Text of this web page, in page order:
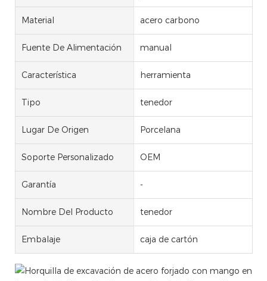
Material acero carbono
Fuente De Alimentación manual
Característica herramienta
Tipo tenedor
Lugar De Origen Porcelana
Soporte Personalizado OEM
Garantía -
Nombre Del Producto tenedor
Embalaje caja de cartón